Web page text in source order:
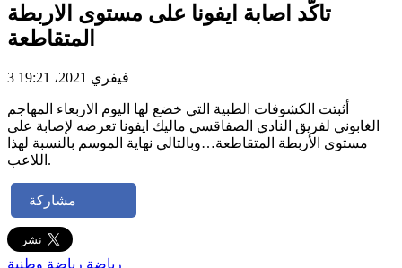
تاكّد اصابة ايفونا على مستوى الاربطة
المتقاطعة
3 فيفري 2021، 19:21
أثبتت الكشوفات الطبية التي خضع لها اليوم الاربعاء المهاجم
الغابوني لفريق النادي الصفاقسي ماليك ايفونا تعرضه لإصابة على
مستوى الأربطة المتقاطعة…وبالتالي نهاية الموسم بالنسبة لهذا
اللاعب.
مشاركة
رياضة رياضة وطنية